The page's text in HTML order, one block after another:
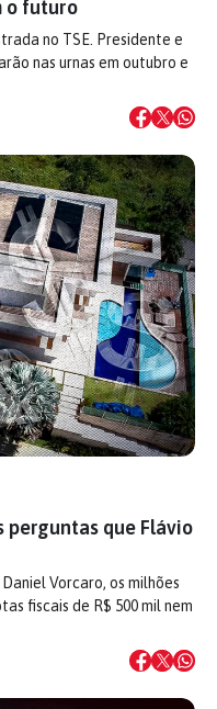
o futuro
no TSE. Presidente e
nas urnas em outubro e
perguntas que Flávio
Vorcaro, os milhões
fiscais de R$ 500 mil nem